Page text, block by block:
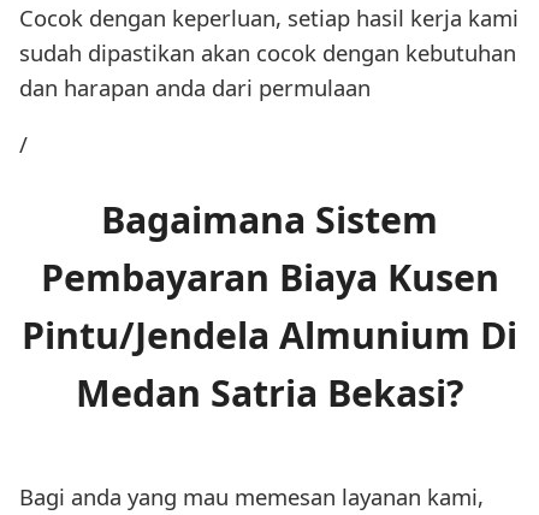
Cocok dengan keperluan, setiap hasil kerja kami
sudah dipastikan akan cocok dengan kebutuhan
dan harapan anda dari permulaan
/
Bagaimana Sistem
Pembayaran Biaya Kusen
Pintu/Jendela Almunium Di
Medan Satria Bekasi?
Bagi anda yang mau memesan layanan kami,